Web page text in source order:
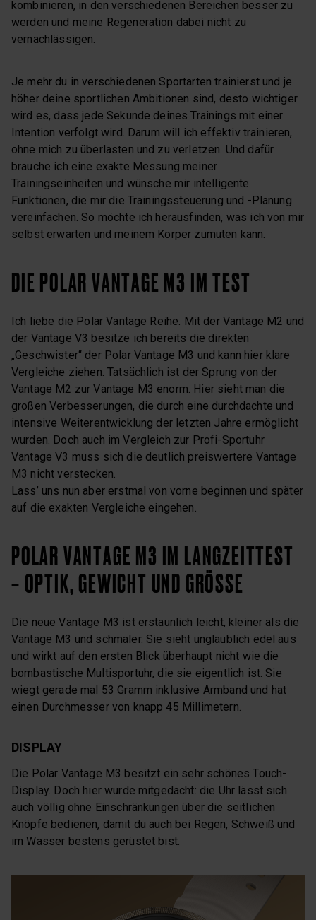
kombinieren, in den verschiedenen Bereichen besser zu
werden und meine Regeneration dabei nicht zu
vernachlässigen.
Je mehr du in verschiedenen Sportarten trainierst und je
höher deine sportlichen Ambitionen sind, desto wichtiger
wird es, dass jede Sekunde deines Trainings mit einer
Intention verfolgt wird. Darum will ich effektiv trainieren,
ohne mich zu überlasten und zu verletzen. Und dafür
brauche ich eine exakte Messung meiner
Trainingseinheiten und wünsche mir intelligente
Funktionen, die mir die Trainingssteuerung und -Planung
vereinfachen. So möchte ich herausfinden, was ich von mir
selbst erwarten und meinem Körper zumuten kann.
DIE POLAR VANTAGE M3 IM TEST
Ich liebe die Polar Vantage Reihe. Mit der Vantage M2 und
der Vantage V3 besitze ich bereits die direkten
„Geschwister“ der Polar Vantage M3 und kann hier klare
Vergleiche ziehen. Tatsächlich ist der Sprung von der
Vantage M2 zur Vantage M3 enorm. Hier sieht man die
großen Verbesserungen, die durch eine durchdachte und
intensive Weiterentwicklung der letzten Jahre ermöglicht
wurden. Doch auch im Vergleich zur Profi-Sportuhr
Vantage V3 muss sich die deutlich preiswertere Vantage
M3 nicht verstecken.
Lass’ uns nun aber erstmal von vorne beginnen und später
auf die exakten Vergleiche eingehen.
POLAR VANTAGE M3 IM LANGZEITTEST
– OPTIK, GEWICHT UND GRÖSSE
Die neue Vantage M3 ist erstaunlich leicht, kleiner als die
Vantage M3 und schmaler. Sie sieht unglaublich edel aus
und wirkt auf den ersten Blick überhaupt nicht wie die
bombastische Multisportuhr, die sie eigentlich ist. Sie
wiegt gerade mal 53 Gramm inklusive Armband und hat
einen Durchmesser von knapp 45 Millimetern.
DISPLAY
Die Polar Vantage M3 besitzt ein sehr schönes Touch-
Display. Doch hier wurde mitgedacht: die Uhr lässt sich
auch völlig ohne Einschränkungen über die seitlichen
Knöpfe bedienen, damit du auch bei Regen, Schweiß und
im Wasser bestens gerüstet bist.